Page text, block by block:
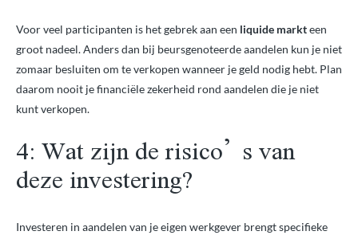
Voor veel participanten is het gebrek aan een liquide markteen
groot nadeel. Anders dan bij beursgenoteerde aandelen kun je niet
zomaar besluiten om te verkopen wanneer je geld nodig hebt. Plan
daarom nooit je financiële zekerheid rond aandelen die je niet
kunt verkopen.
4: Wat zijn de risico’s van
deze investering?
Investeren in aandelen van je eigen werkgever brengt specifieke